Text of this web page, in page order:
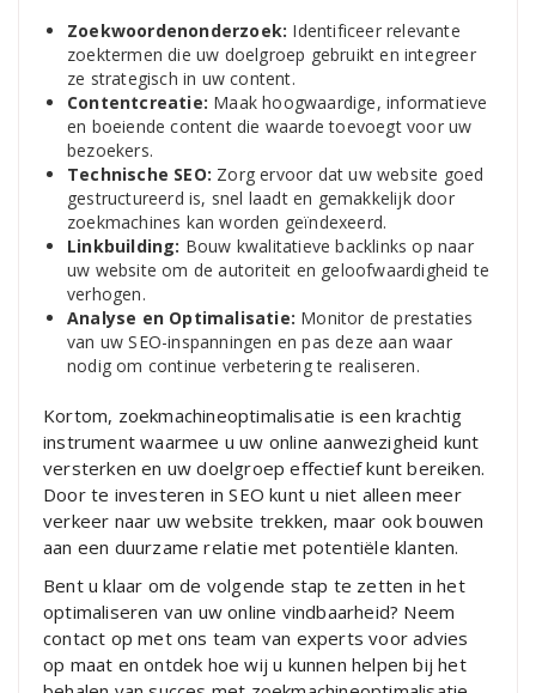
Zoekwoordenonderzoek: Identificeer relevante
zoektermen die uw doelgroep gebruikt en integreer
ze strategisch in uw content.
Contentcreatie: Maak hoogwaardige, informatieve
en boeiende content die waarde toevoegt voor uw
bezoekers.
Technische SEO: Zorg ervoor dat uw website goed
gestructureerd is, snel laadt en gemakkelijk door
zoekmachines kan worden geïndexeerd.
Linkbuilding: Bouw kwalitatieve backlinks op naar
uw website om de autoriteit en geloofwaardigheid te
verhogen.
Analyse en Optimalisatie: Monitor de prestaties
van uw SEO-inspanningen en pas deze aan waar
nodig om continue verbetering te realiseren.
Kortom, zoekmachineoptimalisatie is een krachtig
instrument waarmee u uw online aanwezigheid kunt
versterken en uw doelgroep effectief kunt bereiken.
Door te investeren in SEO kunt u niet alleen meer
verkeer naar uw website trekken, maar ook bouwen
aan een duurzame relatie met potentiële klanten.
Bent u klaar om de volgende stap te zetten in het
optimaliseren van uw online vindbaarheid? Neem
contact op met ons team van experts voor advies
op maat en ontdek hoe wij u kunnen helpen bij het